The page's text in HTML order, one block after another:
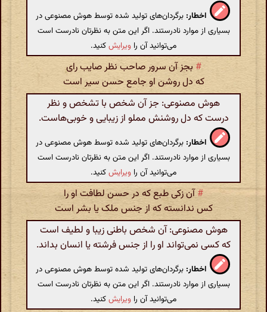
اخطار: برگردان‌های تولید شده توسط هوش مصنوعی در
بسیاری از موارد نادرستند. اگر این متن به نظرتان نادرست است
می‌توانید آن را ویرایشکنید.
# بجز آن سرور صاحب نظر صایب رای
که دل روشن او جامع حسن سیر است
هوش مصنوعی: جز آن شخص با تشخص و نظر
درست که دل روشنش مملو از زیبایی و خوبی‌هاست.
اخطار: برگردان‌های تولید شده توسط هوش مصنوعی در
بسیاری از موارد نادرستند. اگر این متن به نظرتان نادرست است
می‌توانید آن را ویرایشکنید.
#آن زکی طبع که در حسن لطافت او را
کس ندانسته که از جنس ملک یا بشر است
هوش مصنوعی: آن شخص باطنی زیبا و لطیف است
که کسی نمی‌تواند او را از جنس فرشته یا انسان بداند.
اخطار: برگردان‌های تولید شده توسط هوش مصنوعی در
بسیاری از موارد نادرستند. اگر این متن به نظرتان نادرست است
می‌توانید آن را ویرایشکنید.